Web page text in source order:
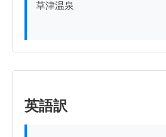
草津温泉
英語訳